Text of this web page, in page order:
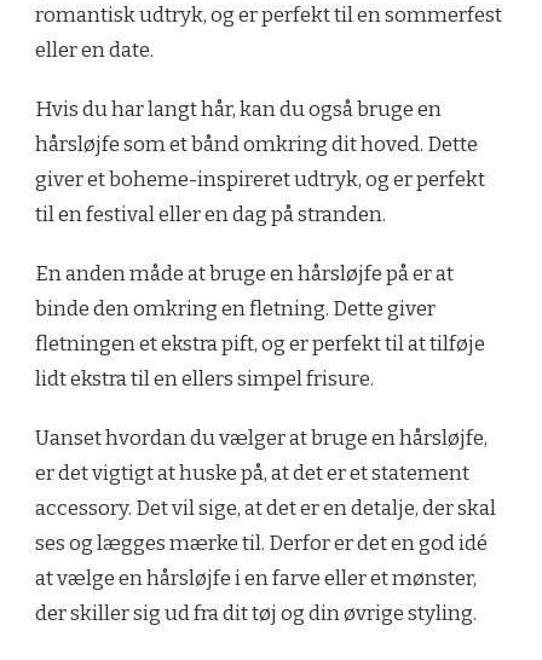
romantisk udtryk, og er perfekt til en sommerfest
eller en date.
Hvis du har langt hår, kan du også bruge en
hårsløjfe som et bånd omkring dit hoved. Dette
giver et boheme-inspireret udtryk, og er perfekt
til en festival eller en dag på stranden.
En anden måde at bruge en hårsløjfe på er at
binde den omkring en fletning. Dette giver
fletningen et ekstra pift, og er perfekt til at tilføje
lidt ekstra til en ellers simpel frisure.
Uanset hvordan du vælger at bruge en hårsløjfe,
er det vigtigt at huske på, at det er et statement
accessory. Det vil sige, at det er en detalje, der skal
ses og lægges mærke til. Derfor er det en god idé
at vælge en hårsløjfe i en farve eller et mønster,
der skiller sig ud fra dit tøj og din øvrige styling.